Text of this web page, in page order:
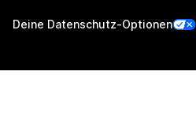
Deine Datenschutz-Optionen